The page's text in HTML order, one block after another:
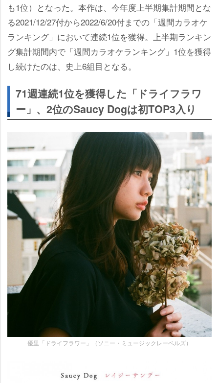
も1位）となった。本作は、今年度上半期集計期間とな
る2021/12/27付から2022/6/20付までの「週間カラオケ
ランキング」において連続1位を獲得。上半期ランキン
グ集計期間内で「週間カラオケランキング」1位を獲得
し続けたのは、史上6組目となる。
71週連続1位を獲得した「ドライフラワ
ー」、2位のSaucy Dogは初TOP3入り
優里「ドライフラワー」（ソニー・ミュージックレーベルズ）